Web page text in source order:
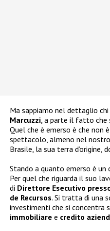
Ma sappiamo nel dettaglio
Marcuzzi, a parte il fatto che
Quel che è emerso è che non
spettacolo, almeno nel
Brasile, la sua terra d’origine,
Stando a quanto emerso è un
Per quel che riguarda il suo
di Direttore Esecutivo
de Recursos. Si tratta di una
investimenti che si concentra
immobiliare e credito